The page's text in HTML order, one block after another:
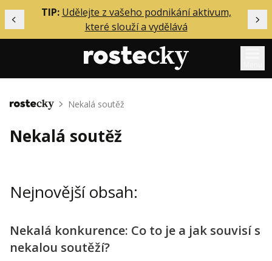
Předchozí
TIP: Udělejte z vašeho podnikání aktivum,
které slouží a vydělává
Mentoring
Solo
Inzerce
Přihlášení
Domů Nekalá soutěž
Nekalá soutěž
Nejnovější obsah:
Nekalá konkurence: Co to je a jak souvisí s
nekalou soutěží?